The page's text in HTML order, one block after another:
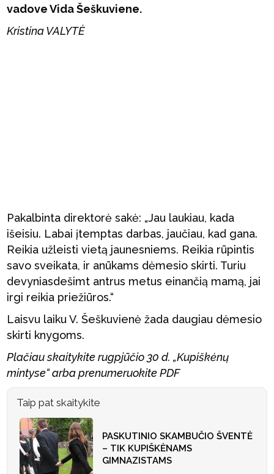
vadove Vida Šeškuviene.
Kristina VALYTĖ
Pakalbinta direktorė sakė: „Jau laukiau, kada
išeisiu. Labai įtemptas darbas, jaučiau, kad gana.
Reikia užleisti vietą jaunesniems. Reikia rūpintis
savo sveikata, ir anūkams dėmesio skirti. Turiu
devyniasdešimt antrus metus einančią mamą, jai
irgi reikia priežiūros.“
Laisvu laiku V. Šeškuvienė žada daugiau dėmesio
skirti knygoms.
Plačiau skaitykite rugpjūčio 30 d. „Kupiškėnų
mintyse“ arba prenumeruokite PDF
Taip pat skaitykite
PASKUTINIO SKAMBUČIO ŠVENTĖ
– TIK KUPIŠKĖNAMS
GIMNAZISTAMS